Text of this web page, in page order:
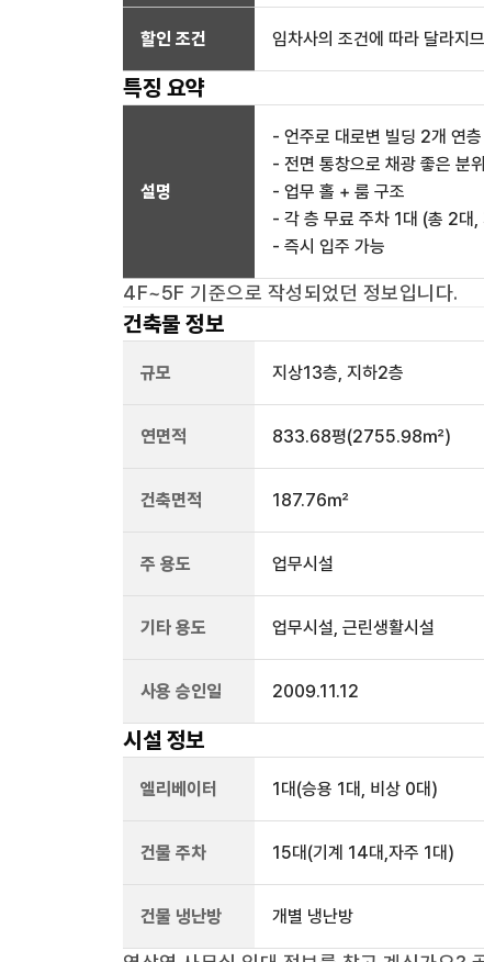
할인 조건 임차사의 조건에 따라 달라지
특징 요약
설명
- 언주로 대로변 빌딩 2개 연
- 전면 통창으로 채광 좋은 분위
- 업무 홀 + 룸 구조
- 각 층 무료 주차 1대 (총 2대,
- 즉시 입주 가능
4F~5F 기준으로 작성되었던 정보입니다.
건축물 정보
규모 지상13층, 지하2층
연면적 833.68평(2755.98㎡)
건축면적 187.76㎡
주 용도 업무시설
기타 용도 업무시설, 근린생활시설
사용 승인일 2009.11.12
시설 정보
엘리베이터 1대 (승용 1대, 비상 0대)
건물 주차 15대 (기계 14대,자주 1대)
건물 냉난방 개별 냉난방